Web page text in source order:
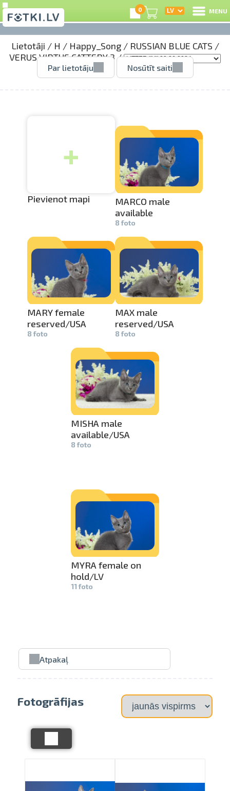
0 MENU
pavelciet, lai
Lietotāji / H / Happy_Song/ RUSSIAN BLUE CATS /
VERUS VIRTUS CATTERY 3/
Par lietotāju Nosūtīt saiti
+
Pievienot mapi
MARCO male
available
8 foto
MARY female
reserved/U­SA
8 foto
MAX male
reserved/U­SA
8 foto
MISHA male
available/­USA
8 foto
MYRA female on
hold/LV
11 foto
Atpakaļ
Fotogrāfijas